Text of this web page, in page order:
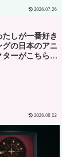
かと思っちゃっ
2026.07.26
しが一番好き
グの日本のアニ
ターがこちら」
2026.08.02